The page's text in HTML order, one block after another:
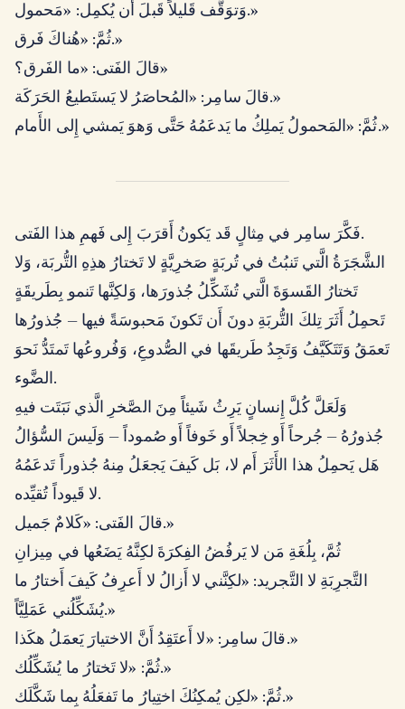
وَتوَقَّف قَليلاً قَبلَ أَن يُكمِل: «مَحمول.»
ثُمَّ: «هُناكَ فَرق.»
قالَ الفَتى: «ما الفَرق؟»
قالَ سامِر: «المُحاصَرُ لا يَستَطيعُ الحَرَكَة.»
ثُمَّ: «المَحمولُ يَملِكُ ما يَدعَمُهُ حَتَّى وَهوَ يَمشي إِلى الأَمام.»
فَكَّرَ سامِر في مِثالٍ قَد يَكونُ أَقرَبَ إِلى فَهمِ هذا الفَتى.
الشَّجَرَةُ الَّتي تَنبُتُ في تُربَةٍ صَخرِيَّةٍ لا تَختارُ هذِهِ التُّربَة، وَلا
تَختارُ القَسوَةَ الَّتي تُشَكِّلُ جُذورَها، وَلكِنَّها تَنمو بِطَريقَةٍ
تَحمِلُ أَثَرَ تِلكَ التُّربَةِ دونَ أَن تَكونَ مَحبوسَةً فيها — جُذورُها
تَعمَقُ وَتَتَكَيَّفُ وَتَجِدُ طَريقَها في الصُّدوعِ، وَفُروعُها تَمتَدُّ نَحوَ
الضَّوء.
وَلَعَلَّ كُلَّ إِنسانٍ يَرِثُ شَيئاً مِنَ الصَّخرِ الَّذي نَبَتَت فيهِ
جُذورُهُ — جُرحاً أَو خِجلاً أَو خَوفاً أَو صُموداً — وَلَيسَ السُّؤالُ
هَل يَحمِلُ هذا الأَثَرَ أَم لا، بَل كَيفَ يَجعَلُ مِنهُ جُذوراً تَدعَمُهُ
لا قَيوداً تُقيِّده.
قالَ الفَتى: «كَلامٌ جَميل.»
ثُمَّ، بِلُغَةِ مَن لا يَرفُضُ الفِكرَةَ لكِنَّهُ يَضَعُها في مِيزانِ
التَّجرِبَةِ لا التَّجريد: «لكِنَّني لا أَزالُ لا أَعرِفُ كَيفَ أَختارُ ما
يُشَكِّلُني عَمَلِيَّاً.»
قالَ سامِر: «لا أَعتَقِدُ أَنَّ الاختيارَ يَعمَلُ هكَذا.»
ثُمَّ: «لا تَختارُ ما يُشَكِّلُك.»
ثُمَّ: «لكِن يُمكِنُكَ اختِيارُ ما تَفعَلُهُ بِما شَكَّلَك.»